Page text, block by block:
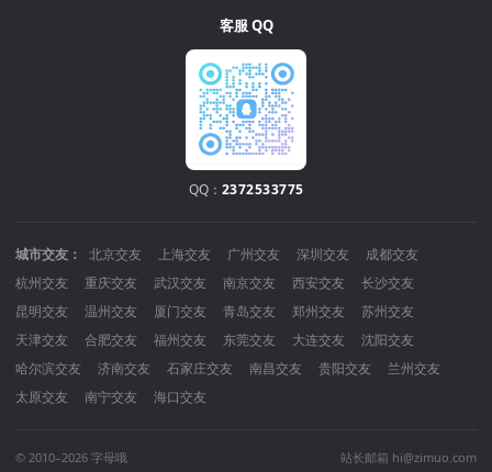
客服 QQ
QQ： 2372533775
城市交友： 北京交友 上海交友 广州交友 深圳交友
成都交友
杭州交友
重庆交友 武汉交友 南京交友 西安交友
长沙交友
昆明交友
温州交友 厦门交友 青岛交友 郑州交友
苏州交友
天津交友
合肥交友 福州交友 东莞交友 大连交友
沈阳交友
哈尔滨交友
济南交友 石家庄交友 南昌交友 贵阳交友
兰州交友
太原交友
南宁交友 海口交友
© 2010–2026 字母哦 站长邮箱 hi@zimuo.com